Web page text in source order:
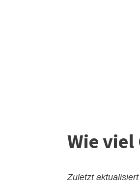
Wie viel
Zuletzt